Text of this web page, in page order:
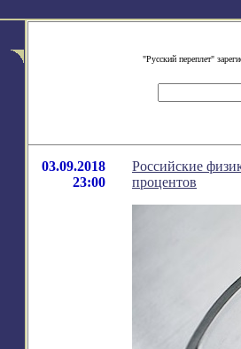
"Русский переплет"
03.09.2018
23:00
Российские
процентов